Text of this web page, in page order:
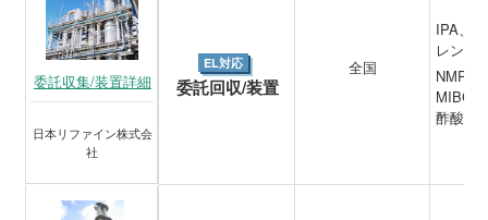
委託収集/装置詳細
日本リファイン株式会
社
EL対応
委託回収/装置
全国
IPA、
レン、
NMP、
MIBC
酢酸ブ